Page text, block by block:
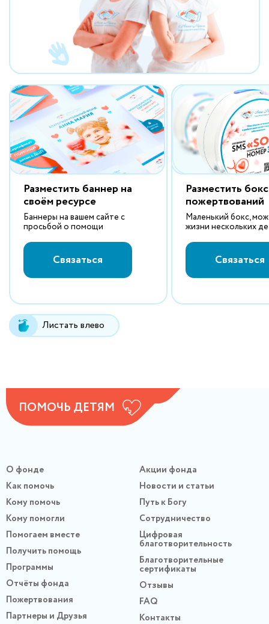
Разместить баннер на
своём ресурсе
Баннеры на вашем сайте с
просьбой о помощи
Связаться
Разместить
пожертвований
Маленький бокс,
жизни нескольких
Связаться
Листать влево
ПОМОЧЬ ДЕТЯМ
О фонде
Как помочь
Кому помочь
Кому помогли
Помогаем вместе
Получить помощь
Программы
Отчёты фонда
Пожертвования
Партнеры и Друзья
Акции фонда
Новости и статьи
Путь к Богу
Сотрудничество
Цифровая
благотворительность
Благотворительные
сертификаты
Отзывы
FAQ
Контакты